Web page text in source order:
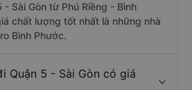
- Sài Gòn từ Phú Riềng - Bình
chất lượng tốt nhất là những nhà
Bình Phước.
Quận 5 - Sài Gòn có giá